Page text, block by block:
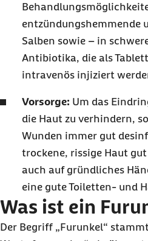
entzündungshemmende
Salben sowie – in
Antibiotika, die als
intravenös injiziert
Vorsorge: Um das
die Haut zu verhindern,
Wunden immer gut
trockene, rissige Haut
auch auf gründliches
eine gute Toiletten- und
Was ist ein
Der Begriff „Furunkel“